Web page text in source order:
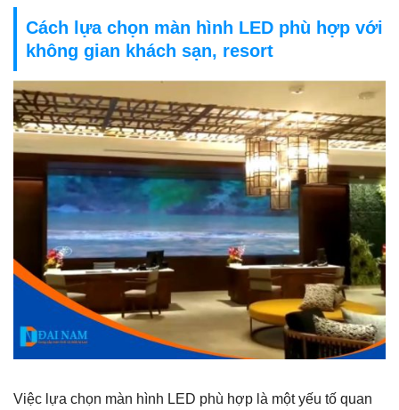
Cách lựa chọn màn hình LED phù hợp với
không gian khách sạn, resort
Việc lựa chọn màn hình LED phù hợp là một yếu tố quan